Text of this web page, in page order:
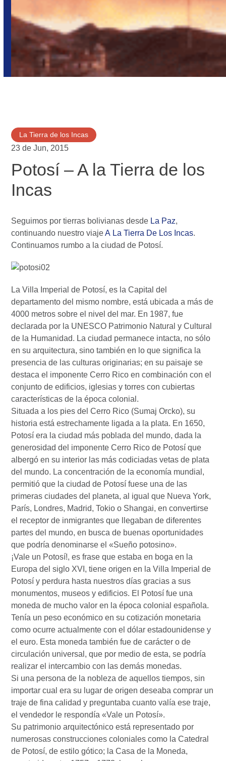
La Tierra de los Incas
23 de Jun, 2015
Potosí – A la Tierra de los
Incas
Seguimos por tierras bolivianas desde La Paz,
continuando nuestro viajeA La Tierra De Los Incas.
Continuamos rumbo a la ciudad de Potosí.
La Villa Imperial de Potosí, es la Capital del
departamento del mismo nombre, está ubicada a más de
4000 metros sobre el nivel del mar. En 1987, fue
declarada por la UNESCO Patrimonio Natural y Cultural
de la Humanidad. La ciudad permanece intacta, no sólo
en su arquitectura, sino también en lo que significa la
presencia de las culturas originarias; en su paisaje se
destaca el imponente Cerro Rico en combinación con el
conjunto de edificios, iglesias y torres con cubiertas
características de la época colonial.
Situada a los pies del Cerro Rico (Sumaj Orcko), su
historia está estrechamente ligada a la plata. En 1650,
Potosí era la ciudad más poblada del mundo, dada la
generosidad del imponente Cerro Rico de Potosí que
albergó en su interior las más codiciadas vetas de plata
del mundo. La concentración de la economía mundial,
permitió que la ciudad de Potosí fuese una de las
primeras ciudades del planeta, al igual que Nueva York,
París, Londres, Madrid, Tokio o Shangai, en convertirse
el receptor de inmigrantes que llegaban de diferentes
partes del mundo, en busca de buenas oportunidades
que podría denominarse el «Sueño potosino».
¡Vale un Potosí!, es frase que estaba en boga en la
Europa del siglo XVI, tiene origen en la Villa Imperial de
Potosí y perdura hasta nuestros días gracias a sus
monumentos, museos y edificios. El Potosí fue una
moneda de mucho valor en la época colonial española.
Tenía un peso económico en su cotización monetaria
como ocurre actualmente con el dólar estadounidense y
el euro. Esta moneda también fue de carácter o de
circulación universal, que por medio de esta, se podría
realizar el intercambio con las demás monedas.
Si una persona de la nobleza de aquellos tiempos, sin
importar cual era su lugar de origen deseaba comprar un
traje de fina calidad y preguntaba cuanto valía ese traje,
el vendedor le respondía «Vale un Potosí».
Su patrimonio arquitectónico está representado por
numerosas construcciones coloniales como la Catedral
de Potosí, de estilo gótico; la Casa de la Moneda,